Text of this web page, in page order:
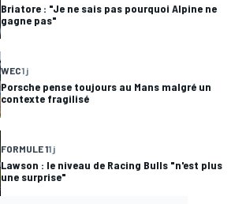
Briatore : "Je ne sais pas pourquoi Alpine ne
gagne pas"
WEC1 j
Porsche pense toujours au Mans malgré un
contexte fragilisé
FORMULE 11 j
Lawson : le niveau de Racing Bulls "n'est plus
une surprise"